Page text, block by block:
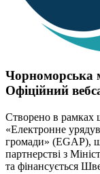
Чорноморська
Офіційний
Створено в рамках
«Електронне
громади» (EGAP),
партнерстві з
та фінансується